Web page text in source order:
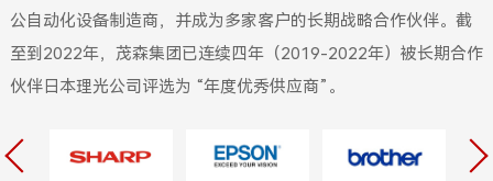
公自动化设备制造商，并成为多家客户的长期战略合作伙伴。截
至到2022年，茂森集团已连续四年（2019-2022年）被长期合作
伙伴日本理光公司评选为 “年度优秀供应商”。